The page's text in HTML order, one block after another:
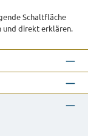
Schaltfläche
und direkt erklären.